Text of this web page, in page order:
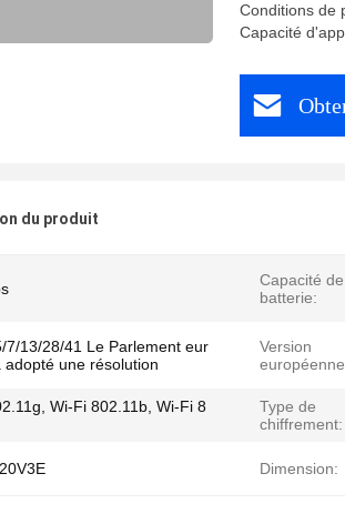
Conditions de
Capacité
du produit
Capacité
batterie:
7/13/28/41 Le Parlement eur
adopté une résolution
Version
Wi-Fi 802.11b, Wi-Fi 8
Type de
chiffrement:
Dimension: